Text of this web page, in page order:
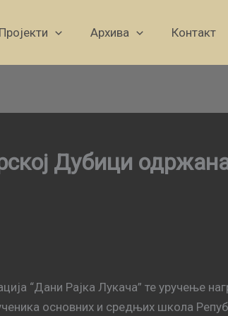
Пројекти Архива Контакт
Дубици одржана
“Дани Рајка Лукача” те уручење
основних и средњих школа